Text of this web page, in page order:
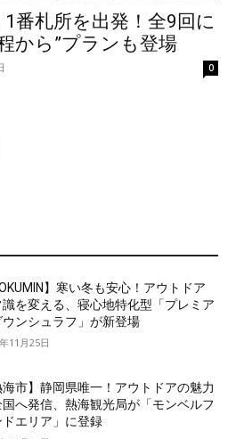
1番札所を出発！全9回に
から”プランも登場
0
】寒い冬も安心！アウトドア
識を変える、寝心地特化型「プレミア
ウンシュラフ」が新登場
11月25日
海市】静岡県唯一！アウトドアの魅力
国へ発信、熱海観光局が「モンベルフ
ドエリア」に登録